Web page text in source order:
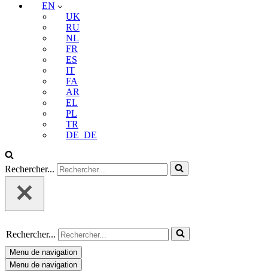
EN
UK
RU
NL
FR
ES
IT
FA
AR
EL
PL
TR
DE_DE
Rechercher...
Rechercher...
Menu de navigation
Menu de navigation